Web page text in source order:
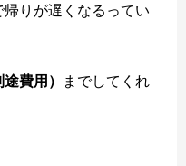
りが遅くなるってい
費用）
までしてくれ